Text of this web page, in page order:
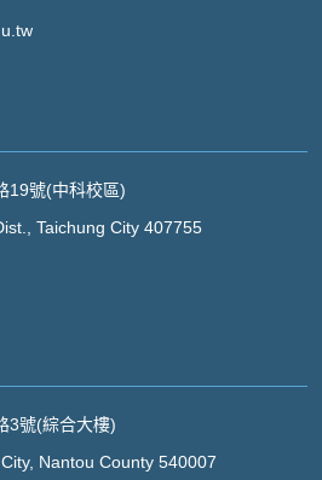
19號(中科校區)
Taichung City 407755
3號(綜合大樓)
Nantou County 540007